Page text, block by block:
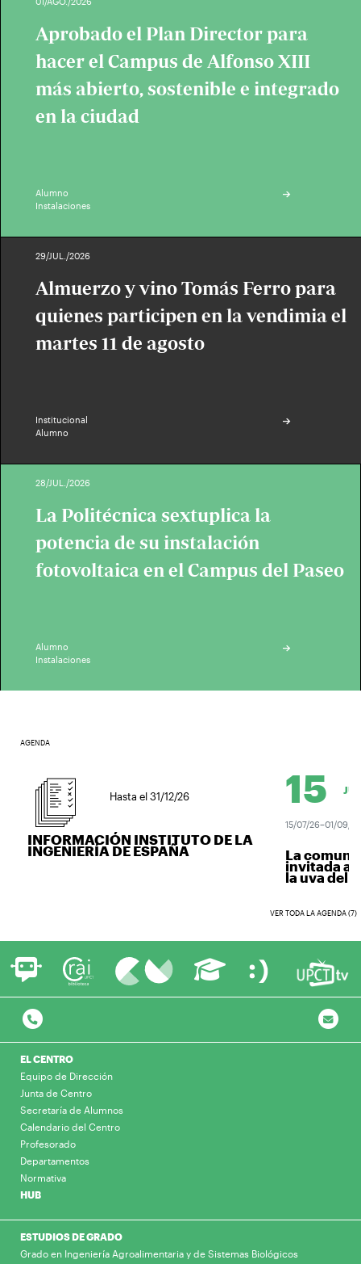
Aprobado el Plan Director para
hacer el Campus de Alfonso XIII
más abierto, sostenible e integrado
en la ciudad
Alumno
Instalaciones
29/JUL./2026
Almuerzo y vino Tomás Ferro para
quienes participen en la vendimia el
martes 11 de agosto
Institucional
Alumno
28/JUL./2026
La Politécnica sextuplica la
potencia de su instalación
fotovoltaica en el Campus del Paseo
Alumno
Instalaciones
AGENDA
Hasta el 31/12/26
INFORMACIÓN INSTITUTO DE LA
INGENIERÍA DE ESPAÑA
15 JUL.
15/07/26–01/09/26
La
invitada a
la uva del
VER TODA LA AGENDA (7)
EL CENTRO
Equipo de Dirección
Junta de Centro
Secretaría de Alumnos
Calendario del Centro
Profesorado
Departamentos
Normativa
HUB
ESTUDIOS DE GRADO
Grado en Ingeniería Agroalimentaria y de Sistemas Biológicos